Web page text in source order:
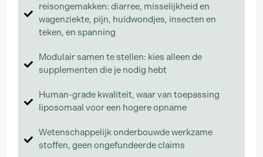
reisongemakken: diarree, misselijkheid en
wagenziekte, pijn, huidwondjes, insecten en
teken, en spanning
Modulair samen te stellen: kies alleen de
supplementen die je nodig hebt
Human-grade kwaliteit, waar van toepassing
liposomaal voor een hogere opname
Wetenschappelijk onderbouwde werkzame
stoffen, geen ongefundeerde claims